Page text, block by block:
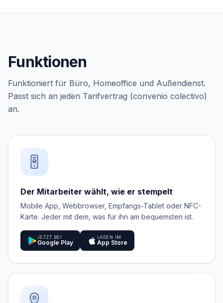
Funktionen
Funktioniert für Büro, Homeoffice und Außendienst.
Passt sich an jeden Tarifvertrag (convenio colectivo)
an.
Der Mitarbeiter wählt, wie er stempelt
Mobile App, Webbrowser, Empfangs-Tablet oder NFC-
Karte. Jeder mit dem, was für ihn am bequemsten ist.
JETZT BEI
Google Play
LADEN IM
App Store